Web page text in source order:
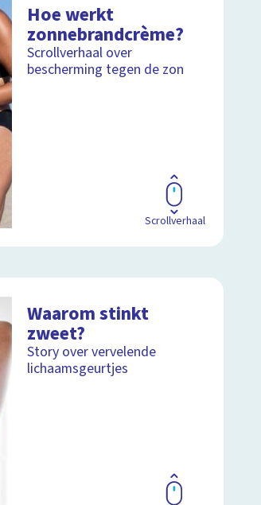
Hoe werkt
zonnebrandcrème?
Scrollverhaal over
bescherming tegen de zon
Scrollverhaal
Waarom stinkt
zweet?
Story over vervelende
lichaamsgeurtjes